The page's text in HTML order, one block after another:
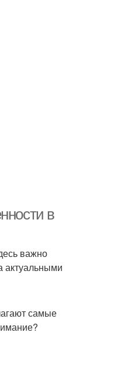
в
важно
актуальными
самые